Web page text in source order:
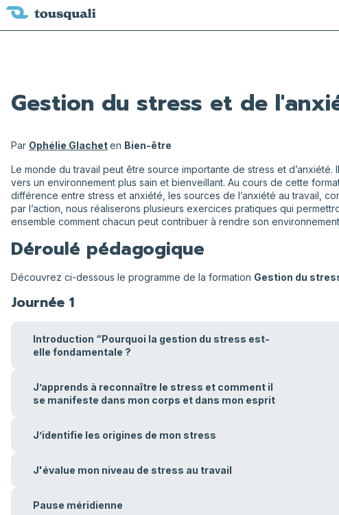
Gestion du stress et de
Par Ophélie Glacheten Bien-être
Le monde du travail peut être source importante de stress et
vers un environnement plus sain et bienveillant. Au cours de cette
différence entre stress et anxiété, les sources de l’anxiété au travail,
par l’action, nous réaliserons plusieurs exercices pratiques qui
ensemble comment chacun peut contribuer à rendre son
Déroulé pédagogique
Découvrez ci-dessous le programme de la formation Gestion du
Journée 1
Introduction “Pourquoi la gestion du stress est-
elle fondamentale ?
J’apprends à reconnaître le stress et comment il
se manifeste dans mon corps et dans mon esprit
J’identifie les origines de mon stress
J'évalue mon niveau de stress au travail
Pause méridienne